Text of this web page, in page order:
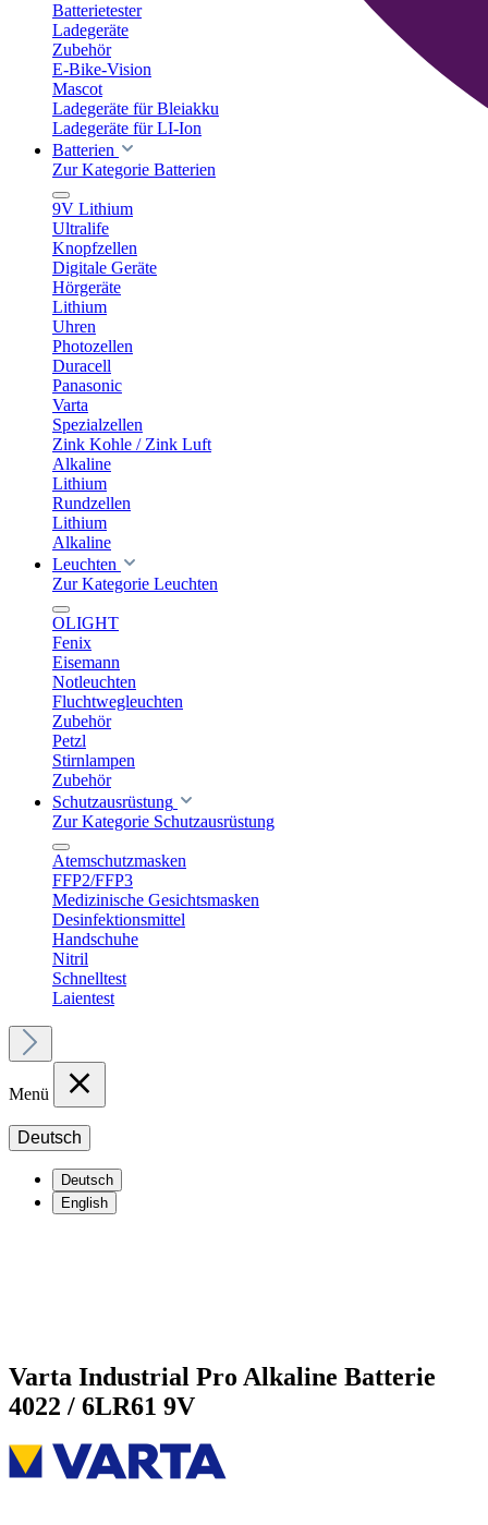
Batterietester
Ladegeräte
Zubehör
E-Bike-Vision
Mascot
Ladegeräte für Bleiakku
Ladegeräte für LI-Ion
Batterien
Zur Kategorie Batterien
9V Lithium
Ultralife
Knopfzellen
Digitale Geräte
Hörgeräte
Lithium
Uhren
Photozellen
Duracell
Panasonic
Varta
Spezialzellen
Zink Kohle / Zink Luft
Alkaline
Lithium
Rundzellen
Lithium
Alkaline
Leuchten
Zur Kategorie Leuchten
OLIGHT
Fenix
Eisemann
Notleuchten
Fluchtwegleuchten
Zubehör
Petzl
Stirnlampen
Zubehör
Schutzausrüstung
Zur Kategorie Schutzausrüstung
Atemschutzmasken
FFP2/FFP3
Medizinische Gesichtsmasken
Desinfektionsmittel
Handschuhe
Nitril
Schnelltest
Laientest
Menü
Deutsch
Deutsch
English
Varta Industrial Pro Alkaline Batterie
4022 / 6LR61 9V